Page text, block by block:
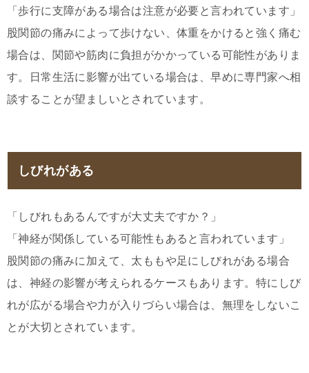
「歩行に支障がある場合は注意が必要と言われています」
股関節の痛みによって歩けない、体重をかけると強く痛む
場合は、関節や筋肉に負担がかかっている可能性がありま
す。日常生活に影響が出ている場合は、早めに専門家へ相
談することが望ましいとされています。
しびれがある
「しびれもあるんですが大丈夫ですか？」
「神経が関係している可能性もあると言われています」
股関節の痛みに加えて、太ももや足にしびれがある場合
は、神経の影響が考えられるケースもあります。特にしび
れが広がる場合や力が入りづらい場合は、無理をしないこ
とが大切とされています。